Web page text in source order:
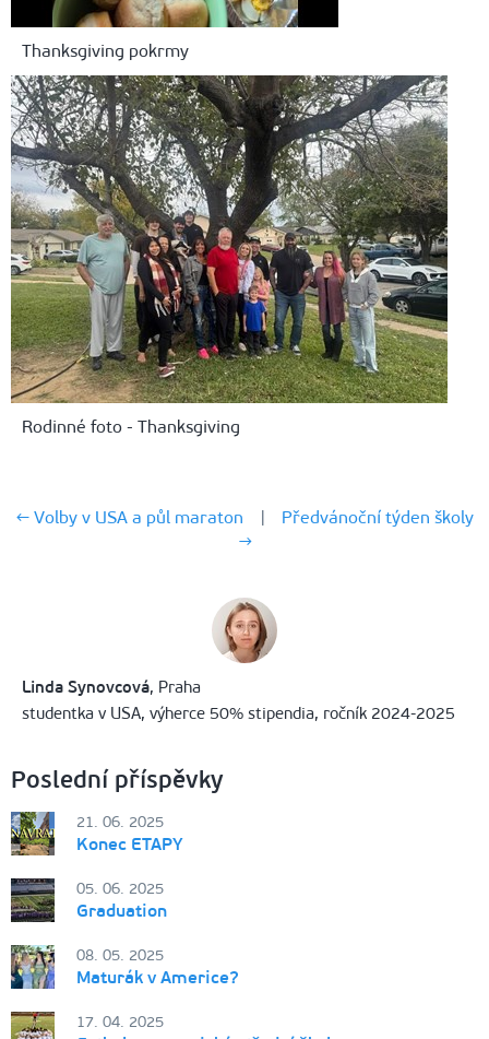
Thanksgiving pokrmy
Rodinné foto - Thanksgiving
← Volby v USA a půl maraton |
Předvánoční týden školy
→
Linda Synovcová, Praha
studentka v USA, výherce 50% stipendia, ročník 2024-2025
Poslední příspěvky
21. 06. 2025
Konec ETAPY
05. 06. 2025
Graduation
08. 05. 2025
Maturák v Americe?
17. 04. 2025